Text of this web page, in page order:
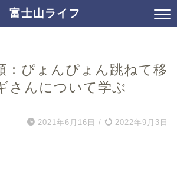
富士山ライフ
：ぴょんぴょん跳ねて移
さんについて学ぶ
2021年6月16日 / 2022年9月3日